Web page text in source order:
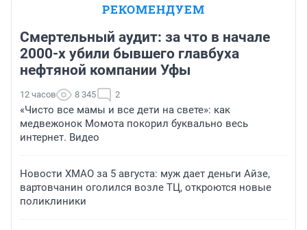
РЕКОМЕНДУЕМ
Смертельный аудит: за что в начале
2000-х убили бывшего главбуха
нефтяной компании Уфы
12 часов 8 345 2
«Чисто все мамы и все дети на свете»: как
медвежонок Момота покорил буквально весь
интернет. Видео
Новости ХМАО за 5 августа: муж дает деньги Айзе,
вартовчанин оголился возле ТЦ, откроются новые
поликлиники